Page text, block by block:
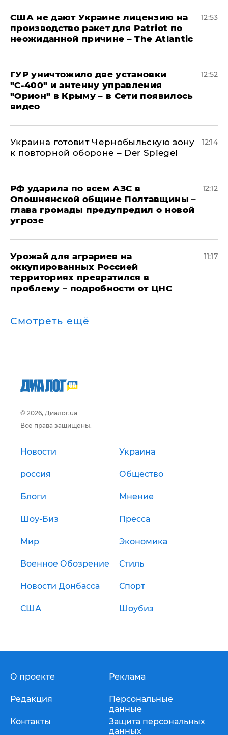
США не дают Украине лицензию на
производство ракет для Patriot по
неожиданной причине – The Atlantic
12:53
ГУР уничтожило две установки
"С‑400" и антенну управления
"Орион" в Крыму – в Сети появилось
видео
12:52
Украина готовит Чернобыльскую зону
к повторной обороне – Der Spiegel
12:14
РФ ударила по всем АЗС в
Опошнянской общине Полтавщины –
глава громады предупредил о новой
угрозе
12:12
Урожай для аграриев на
оккупированных Россией
территориях превратился в
проблему – подробности от ЦНС
11:17
Смотреть ещё
© 2026, Диалог.ua
Все права защищены.
Новости Украина
россия Общество
Блоги Мнение
Шоу-Биз Пресса
Мир Экономика
Военное Обозрение Стиль
Новости Донбасса Спорт
США Шоубиз
О проекте
Редакция
Контакты
Реклама
Персональные
данные
Защита персональных
данных